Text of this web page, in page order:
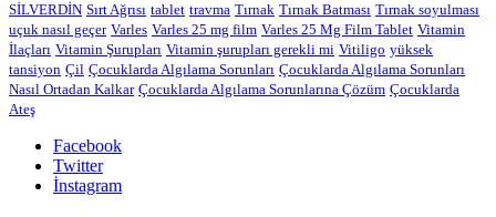
SİLVERDİN Sırt Ağrısı tablet travma Tırnak Tırnak Batması Tırnak soyulması
uçuk nasıl geçer Varles Varles 25 mg film Varles 25 Mg Film Tablet Vitamin
İlaçları Vitamin Şurupları Vitamin şurupları gerekli mi Vitiligo yüksek
tansiyon Çil Çocuklarda Algılama Sorunları Çocuklarda Algılama Sorunları
Nasıl Ortadan Kalkar Çocuklarda Algılama Sorunlarına Çözüm Çocuklarda
Ateş
Facebook
Twitter
İnstagram